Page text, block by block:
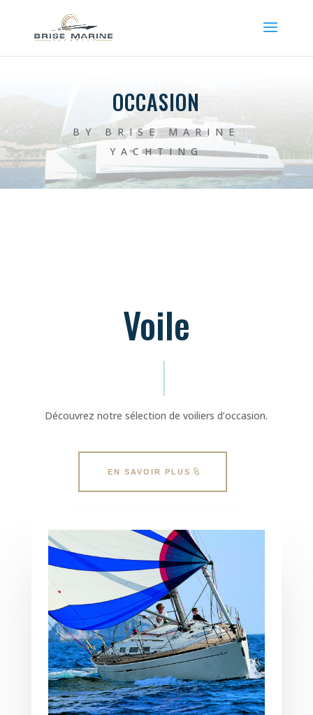
OCCASION
BY BRISE MARINE
YACHTING
Voile
Découvrez notre sélection de voiliers d’occasion.
EN SAVOIR PLUS